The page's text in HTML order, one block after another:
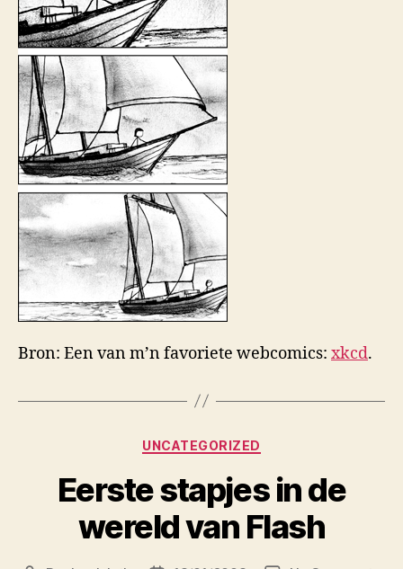
Bron: Een van m’n favoriete webcomics: xkcd.
Categories
UNCATEGORIZED
Eerste stapjes in de
wereld van Flash